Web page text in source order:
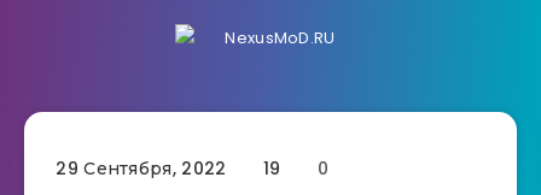
29 Сентября, 2022 19 0